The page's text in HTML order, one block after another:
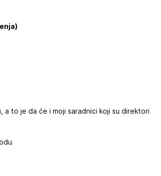
a to je da će i moji saradnici koji su direktori